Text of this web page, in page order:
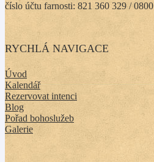
číslo účtu farnosti: 821 360 329 / 0800
RYCHLÁ NAVIGACE
Úvod
Kalendář
Rezervovat intenci
Blog
Pořad bohoslužeb
Galerie